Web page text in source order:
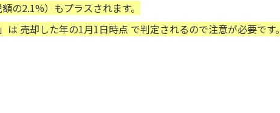
の2.1%）もプラスされます。
は 売却した年の1月1日時点 で判定されるので注意が必要です